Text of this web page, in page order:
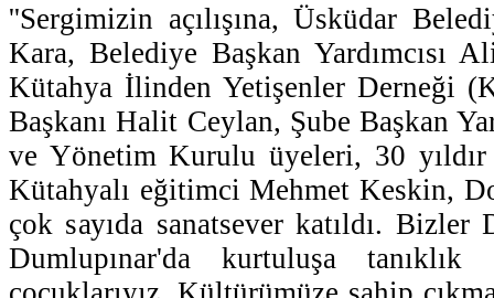
''Sergimizin açılışına, Üsküdar
Kara, Belediye Başkan Yardımcısı
Kütahya İlinden Yetişenler Derneği
Başkanı Halit Ceylan, Şube Başkan
ve Yönetim Kurulu üyeleri, 30 yıldır
Kütahyalı eğitimci Mehmet Keskin,
çok sayıda sanatsever katıldı. Bizler
Dumlupınar'da kurtuluşa tanıklık